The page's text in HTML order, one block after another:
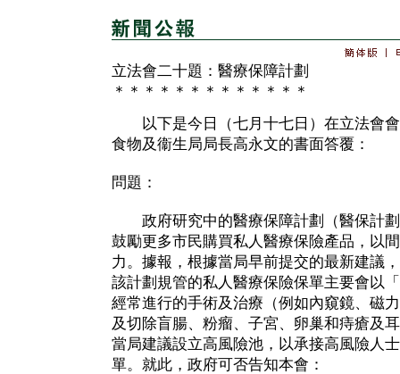
立法會二十題：醫療保障計劃
＊＊＊＊＊＊＊＊＊＊＊＊＊
以下是今日（七月十七日）在立法會會
食物及衞生局局長高永文的書面答覆：
問題：
政府研究中的醫療保障計劃（醫保計劃
鼓勵更多市民購買私人醫療保險產品，以
力。據報，根據當局早前提交的最新建議
該計劃規管的私人醫療保險保單主要會以
經常進行的手術及治療（例如內窺鏡、磁
及切除盲腸、粉瘤、子宮、卵巢和痔瘡及
當局建議設立高風險池，以承接高風險人
單。就此，政府可否告知本會：